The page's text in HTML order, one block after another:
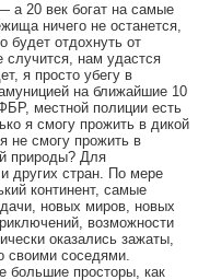
а 20 век богат на самые
ничего не останется,
будет отдохнуть от
случится, нам удастся
я просто убегу в
на ближайшие 10
местной полиции есть
я смогу прожить в дикой
не смогу прожить в
природы? Для
других стран. По мере
континент, самые
новых миров, новых
возможности
оказались зажаты,
своими соседями.
большие просторы, как